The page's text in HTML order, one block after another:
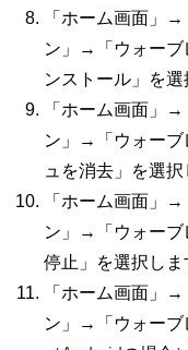
「ホーム画面」
ン」→「ウォーブ
ンストール」を選
「ホーム画面」
ン」→「ウォー
ュを消去」を選択
「ホーム画面」
ン」→「ウォーブ
停止」を選択しま
「ホーム画面」
ン」→「ウォーブ